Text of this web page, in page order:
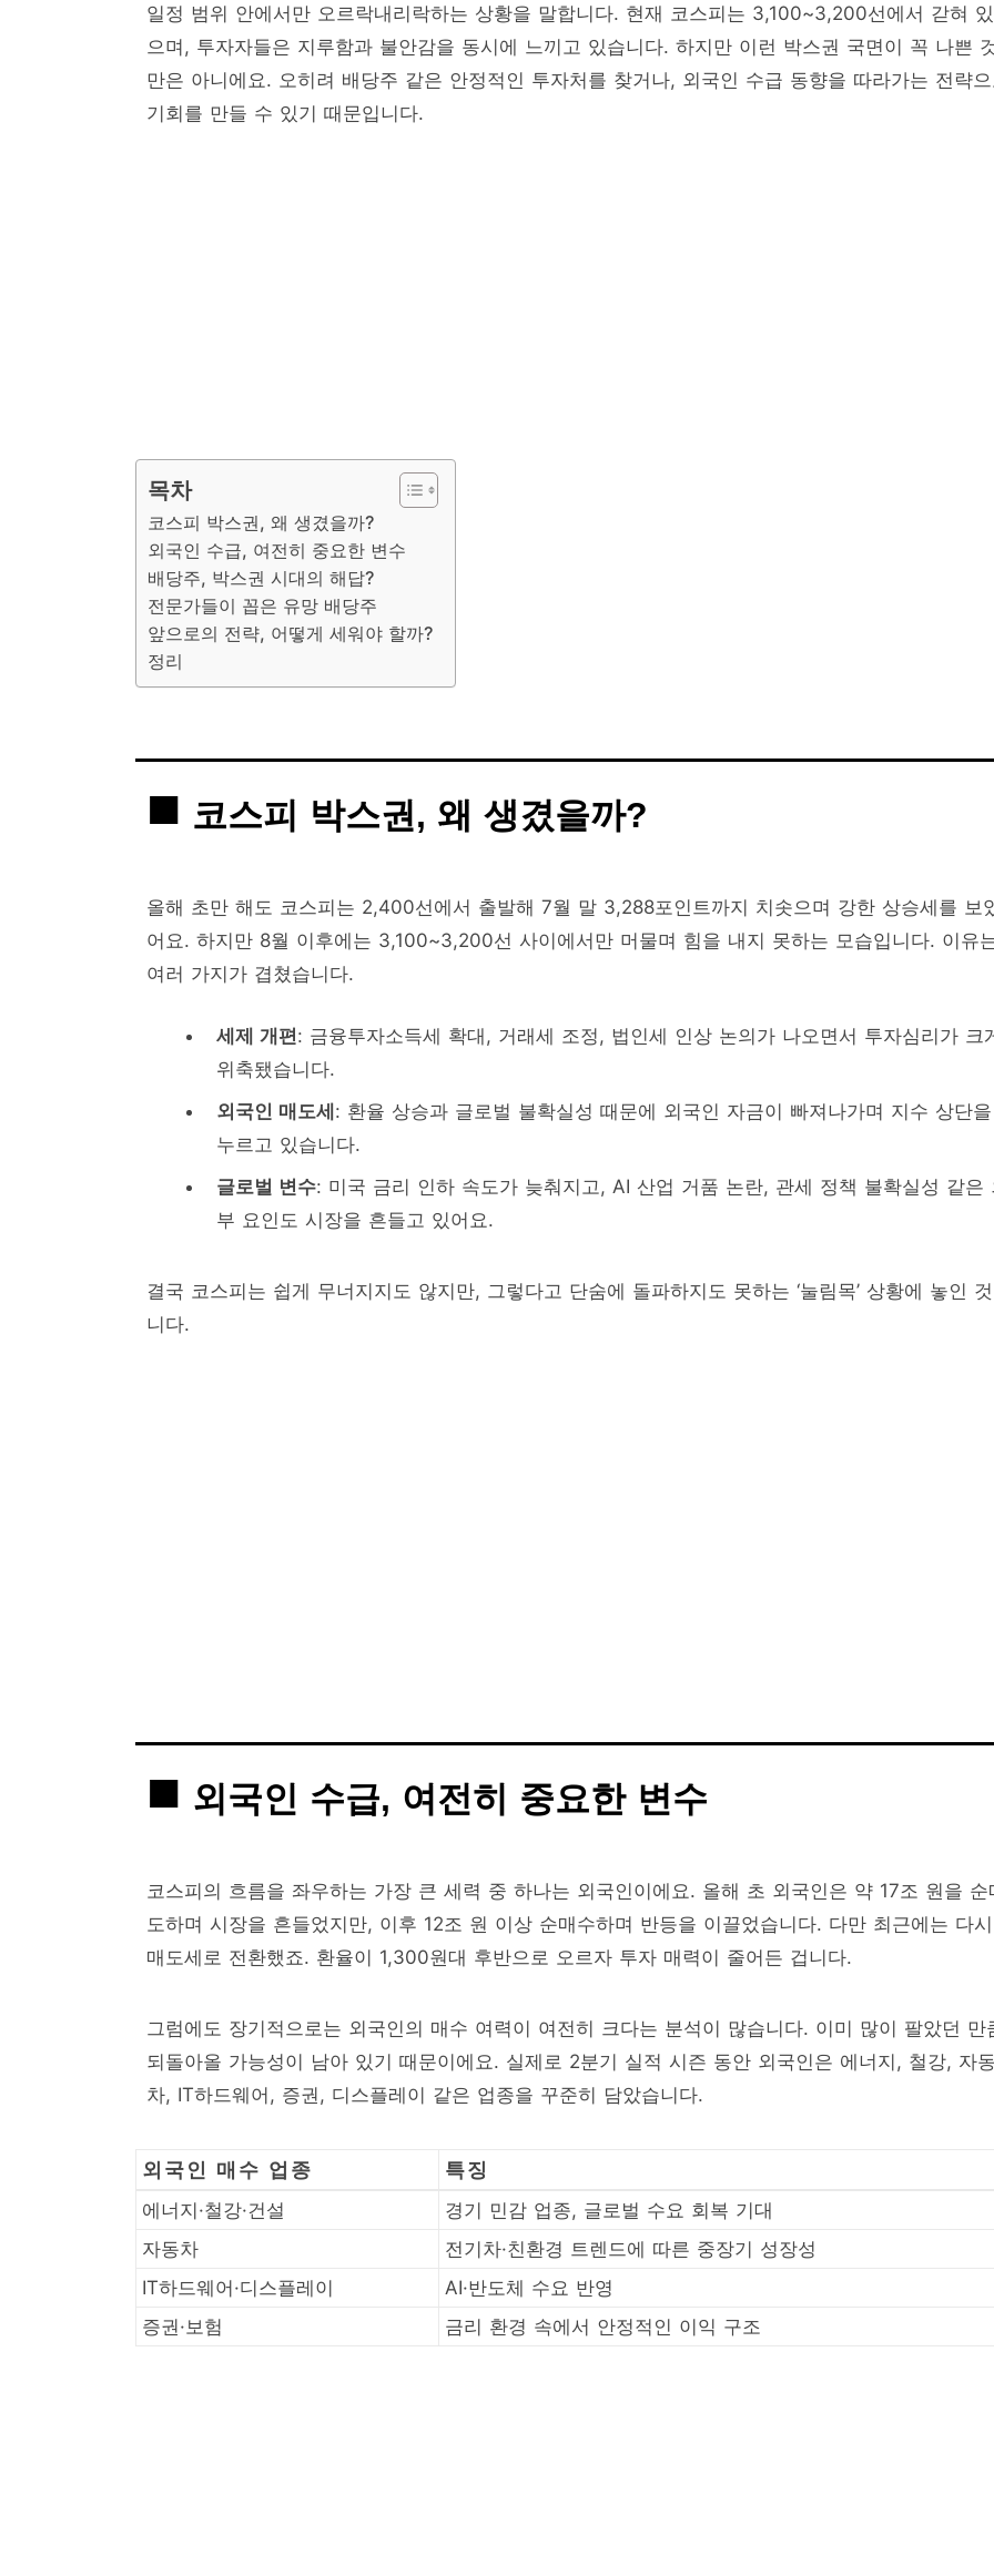
일정 범위 안에서만 오르락내리락하는 상황을 말합니다. 현재 코스피는 3,100~3,200선에서 갇혀 있
으며, 투자자들은 지루함과 불안감을 동시에 느끼고 있습니다. 하지만 이런 박스권 국면이 꼭 나쁜
만은 아니에요. 오히려 배당주 같은 안정적인 투자처를 찾거나, 외국인 수급 동향을 따라가는 전략
기회를 만들 수 있기 때문입니다.
목차
코스피 박스권, 왜 생겼을까?
외국인 수급, 여전히 중요한 변수
배당주, 박스권 시대의 해답?
전문가들이 꼽은 유망 배당주
앞으로의 전략, 어떻게 세워야 할까?
정리
코스피 박스권, 왜 생겼을까?
올해 초만 해도 코스피는 2,400선에서 출발해 7월 말 3,288포인트까지 치솟으며 강한 상승세를 보
어요. 하지만 8월 이후에는 3,100~3,200선 사이에서만 머물며 힘을 내지 못하는 모습입니다. 이유
여러 가지가 겹쳤습니다.
세제 개편: 금융투자소득세 확대, 거래세 조정, 법인세 인상 논의가 나오면서 투자심리가 크
위축됐습니다.
외국인 매도세: 환율 상승과 글로벌 불확실성 때문에 외국인 자금이 빠져나가며 지수 상단을
누르고 있습니다.
글로벌 변수: 미국 금리 인하 속도가 늦춰지고, AI 산업 거품 논란, 관세 정책 불확실성 같은
부 요인도 시장을 흔들고 있어요.
결국 코스피는 쉽게 무너지지도 않지만, 그렇다고 단숨에 돌파하지도 못하는 ‘눌림목’ 상황에 놓인
니다.
외국인 수급, 여전히 중요한 변수
코스피의 흐름을 좌우하는 가장 큰 세력 중 하나는 외국인이에요. 올해 초 외국인은 약 17조 원을 순
도하며 시장을 흔들었지만, 이후 12조 원 이상 순매수하며 반등을 이끌었습니다. 다만 최근에는 다시
매도세로 전환했죠. 환율이 1,300원대 후반으로 오르자 투자 매력이 줄어든 겁니다.
그럼에도 장기적으로는 외국인의 매수 여력이 여전히 크다는 분석이 많습니다. 이미 많이 팔았던 만
되돌아올 가능성이 남아 있기 때문이에요. 실제로 2분기 실적 시즌 동안 외국인은 에너지, 철강, 자
차, IT하드웨어, 증권, 디스플레이 같은 업종을 꾸준히 담았습니다.
외국인 매수 업종 특징
에너지·철강·건설
경기 민감 업종, 글로벌 수요 회복 기대
자동차
전기차·친환경 트렌드에 따른 중장기 성장성
IT하드웨어·디스플레이
AI·반도체 수요 반영
증권·보험
금리 환경 속에서 안정적인 이익 구조